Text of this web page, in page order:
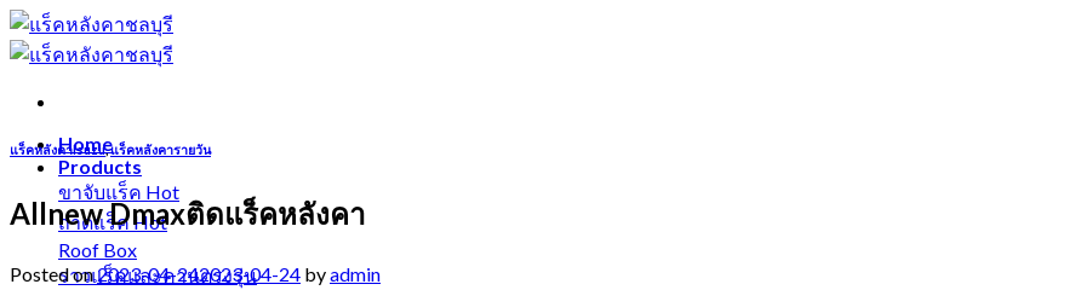
Skip
to
content
Home
Products
ขาจับแร็ค
ถาดแร็ค
Roof Box
ราวแร็คและคานตรงรุ่น
แร็คหลังคาIsuzu,แร็คหลังคารายวัน
Allnew Dmaxติดแร็คหลังคา
Posted on2023-04-242023-04-24 byadmin